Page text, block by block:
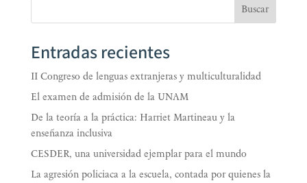
Buscar
Entradas recientes
II Congreso de lenguas extranjeras y multiculturalidad
El examen de admisión de la UNAM
De la teoría a la práctica: Harriet Martineau y la
enseñanza inclusiva
CESDER, una universidad ejemplar para el mundo
La agresión policiaca a la escuela, contada por quienes la